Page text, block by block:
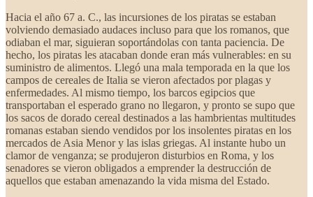
Hacia el año 67 a. C., las incursiones de los piratas se estaban
volviendo demasiado audaces incluso para que los romanos, que
odiaban el mar, siguieran soportándolas con tanta paciencia. De
hecho, los piratas les atacaban donde eran más vulnerables: en su
suministro de alimentos. Llegó una mala temporada en la que los
campos de cereales de Italia se vieron afectados por plagas y
enfermedades. Al mismo tiempo, los barcos egipcios que
transportaban el esperado grano no llegaron, y pronto se supo que
los sacos de dorado cereal destinados a las hambrientas multitudes
romanas estaban siendo vendidos por los insolentes piratas en los
mercados de Asia Menor y las islas griegas. Al instante hubo un
clamor de venganza; se produjeron disturbios en Roma, y los
senadores se vieron obligados a emprender la destrucción de
aquellos que estaban amenazando la vida misma del Estado.